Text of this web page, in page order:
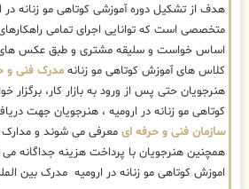
هدف از تشکیل دوره آموزشی کوتاهی مو زنانه در
متخصصی است که توانایی اجرای تمامی راهکارهای
اساس خواست و سلیقه مشتری و طبق عکس های
کلاس های آموزش کوتاهی مو زنانه مدرک فنی و
هنرجویان حتی پس از ورود به بازار کار، برگزار
کوتاهی مو زنانه در ارومیه ، هنرجویان جهت
سازمان فنی و حرفه ای معرفی می شوند و
همچنین هنرجویان با پرداخت هزینه جداگانه می
اموزش کوتاهی مو زنانه در ارومیه مدرک بین